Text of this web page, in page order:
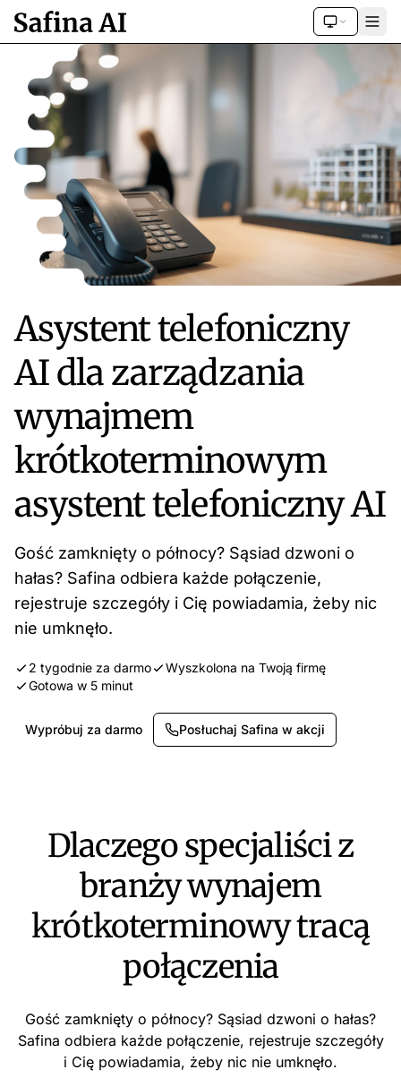
Asystent telefoniczny
AI dla zarządzania
wynajmem
krótkoterminowym
asystent telefoniczny AI
Gość zamknięty o północy? Sąsiad dzwoni o
hałas? Safina odbiera każde połączenie,
rejestruje szczegóły i Cię powiadamia, żeby nic
nie umknęło.
2 tygodnie za darmo
Wyszkolona na Twoją firmę
Gotowa w 5 minut
Wypróbuj za darmo Posłuchaj Safina w akcji
Dlaczego specjaliści z
branży wynajem
krótkoterminowy tracą
połączenia
Gość zamknięty o północy? Sąsiad dzwoni o hałas?
Safina odbiera każde połączenie, rejestruje szczegóły
i Cię powiadamia, żeby nic nie umknęło.